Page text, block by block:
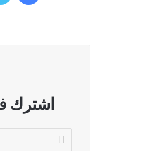
اشترك
بريدك